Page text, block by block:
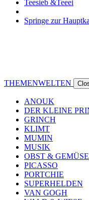
Teesieb &Teeei
Springe zur
THEMENWELTEN
ANOUK
DER KLEINE
GRINCH
KLIMT
MUMIN
MUSIK
OBST & GEMÜSE
PICASSO
PORTCHIE
SUPERHELDEN
VAN GOGH